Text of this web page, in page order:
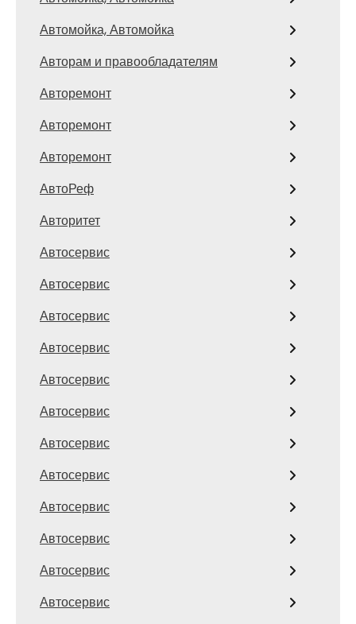
Автомойка, Автомойка
Авторам и правообладателям
Авторемонт
Авторемонт
Авторемонт
АвтоРеф
Авторитет
Автосервис
Автосервис
Автосервис
Автосервис
Автосервис
Автосервис
Автосервис
Автосервис
Автосервис
Автосервис
Автосервис
Автосервис